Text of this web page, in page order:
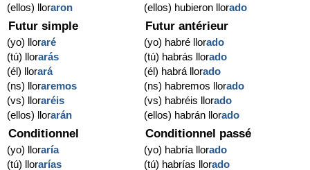
(ellos) lloraron
(ellos) hubieron llorado
Futur simple
(yo) lloraré
(tú) llorarás
(él) llorará
(ns) lloraremos
(vs) lloraréis
(ellos) llorarán
Futur antérieur
(yo) habré llorado
(tú) habrás llorado
(él) habrá llorado
(ns) habremos llorado
(vs) habréis llorado
(ellos) habrán llorado
Conditionnel
(yo) lloraría
(tú) llorarías
Conditionnel passé
(yo) habría llorado
(tú) habrías llorado